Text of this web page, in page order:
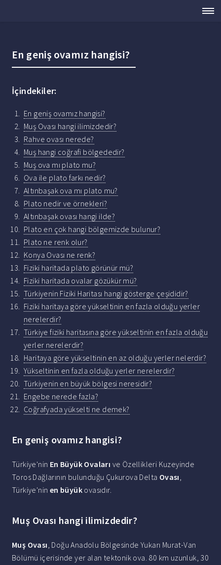
En geniş ovamız hangisi?
İçindekiler:
En geniş ovamız hangisi?
Muş Ovası hangi ilimizdedir?
Rahve ovası nerede?
Muş hangi coğrafi bölgededir?
Muş ova mı plato mu?
Ova ile plato farkı nedir?
Altınbaşak ova mı plato mu?
Plato nedir ve örnekleri?
Altınbaşak ovası hangi ilde?
Plato en çok hangi bölgemizde bulunur?
Plato ne renk olur?
Konya Ovası ne renk?
Fiziki haritada plato görünür mü?
Fiziki haritada ovalar gözükür mü?
Türkiyenin Fiziki Haritası hangi gösterge çeşididir?
Fiziki haritaya göre yükseltinin en fazla olduğu yerler
nerelerdir?
Türkiye fiziki haritasına göre yükseltinin en fazla olduğu
yerler nerelerdir?
Haritaya göre yükseltinin en az olduğu yerler nelerdir?
Yükseltinin en fazla olduğu yerler nerelerdir?
Türkiyenin en büyük bölgesi neresidir?
Engebe nerede fazla?
Coğrafyada yükselti ne demek?
En geniş ovamız hangisi?
Türkiye'nin En Büyük Ovaları ve Özellikleri Kuzeyinde
Toros Dağlarının bulunduğu Çukurova Delta Ovası,
Türkiye'nin en büyük ovasıdır.
Muş Ovası hangi ilimizdedir?
Muş Ovası, Doğu Anadolu Bölgesinde Yukarı Murat-Van
Bölümü içerisinde yer alan tektonik ova. 80 km uzunluk, 30